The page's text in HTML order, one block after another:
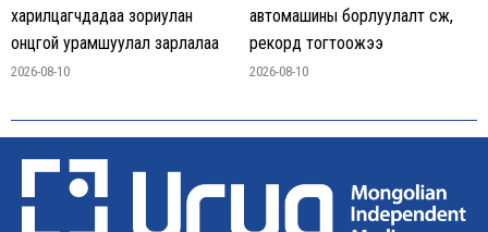
харилцагчдадаа зориулан
онцгой урамшуулал зарлалаа
2026-08-10
автомашины борлуулалт өсөж,
рекорд тогтоожээ
2026-08-10